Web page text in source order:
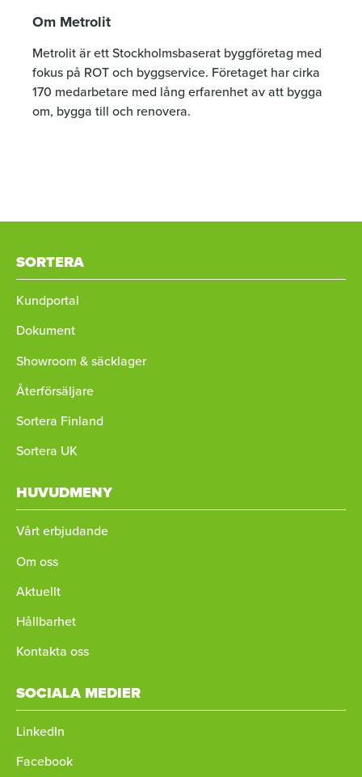
Om Metrolit
Metrolit är ett Stockholmsbaserat byggföretag med
fokus på ROT och byggservice. Företaget har cirka
170 medarbetare med lång erfarenhet av att bygga
om, bygga till och renovera.
SORTERA
Kundportal
Dokument
Showroom & säcklager
Återförsäljare
Sortera Finland
Sortera UK
HUVUDMENY
Vårt erbjudande
Om oss
Aktuellt
Hållbarhet
Kontakta oss
SOCIALA MEDIER
LinkedIn
Facebook